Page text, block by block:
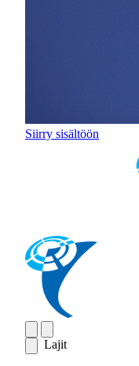
Siirry sisältöön
Lajit